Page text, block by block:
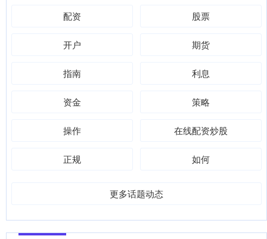
配资 股票
开户 期货
指南 利息
资金 策略
操作 在线配资炒股
正规 如何
更多话题动态